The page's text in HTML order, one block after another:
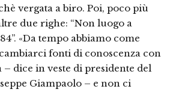
vergata a biro. Poi, poco più
due righe: “Non luogo a
«Da tempo abbiamo come
fonti di conoscenza con
dice in veste di presidente del
Giampaolo – e non ci